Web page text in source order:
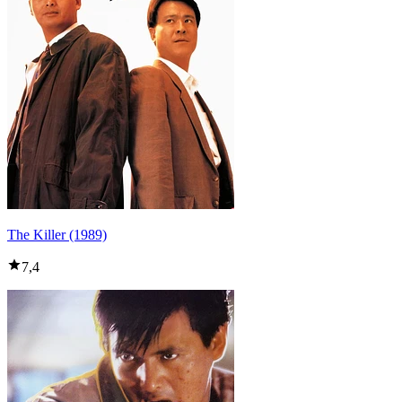
The Killer (1989)
7,4